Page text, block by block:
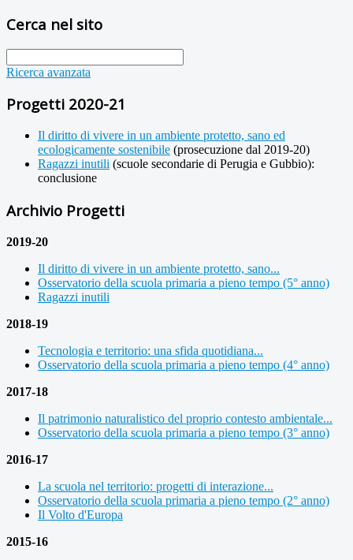
Cerca nel sito
Ricerca avanzata
Progetti 2020-21
Il diritto di vivere in un ambiente protetto, sano ed
ecologicamente sostenibile (prosecuzione dal 2019-20)
Ragazzi inutili (scuole secondarie di Perugia e Gubbio):
conclusione
Archivio Progetti
2019-20
Il diritto di vivere in un ambiente protetto, sano...
Osservatorio della scuola primaria a pieno tempo (5° anno)
Ragazzi inutili
2018-19
Tecnologia e territorio: una sfida quotidiana...
Osservatorio della scuola primaria a pieno tempo (4° anno)
2017-18
Il patrimonio naturalistico del proprio contesto ambientale...
Osservatorio della scuola primaria a pieno tempo (3° anno)
2016-17
La scuola nel territorio: progetti di interazione...
Osservatorio della scuola primaria a pieno tempo (2° anno)
Il Volto d'Europa
2015-16